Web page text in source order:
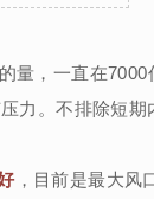
量，一直在7000
力。不排除短期
，目前是最大风